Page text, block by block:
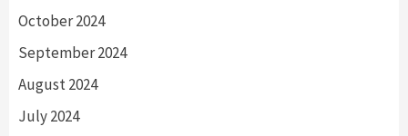
October 2024
September 2024
August 2024
July 2024